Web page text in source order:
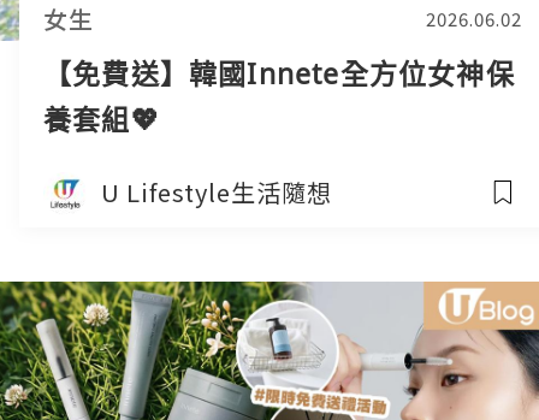
女生 2026.06.02
【免費送】韓國Innete全方位女神保
養套組💖
U Lifestyle生活隨想